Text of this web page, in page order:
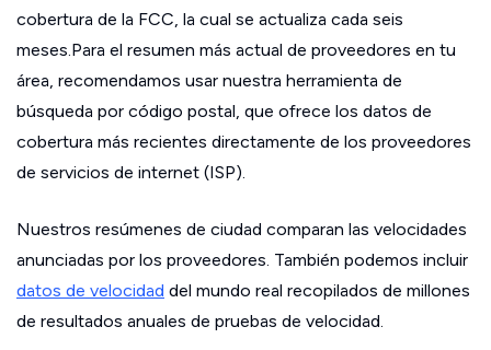
cobertura de la FCC, la cual se actualiza cada seis
meses.Para el resumen más actual de proveedores en tu
área, recomendamos usar nuestra herramienta de
búsqueda por código postal, que ofrece los datos de
cobertura más recientes directamente de los proveedores
de servicios de internet (ISP).
Nuestros resúmenes de ciudad comparan las velocidades
anunciadas por los proveedores. También podemos incluir
datos de velocidad del mundo real recopilados de millones
de resultados anuales de pruebas de velocidad.